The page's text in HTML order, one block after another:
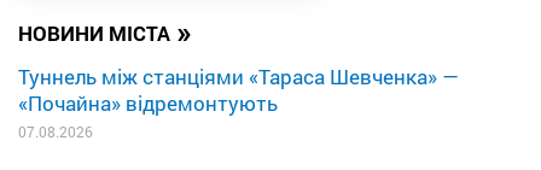
НОВИНИ МІСТА »
Туннель між станціями «Тараса Шевченка» —
«Почайна» відремонтують
07.08.2026